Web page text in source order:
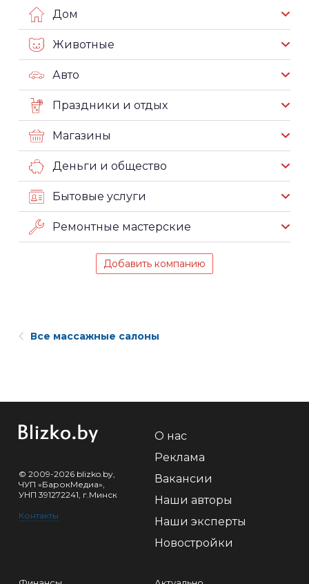
Дом
Животные
Авто
Праздники и отдых
Магазины
Деньги и общество
Бытовые услуги
Ремонтные мастерские
Добавить компанию
Все массажные салоны
© 2009-2026 blizko.by,
ЧУП «БарокМедиа»,
УНП 391272241, г.Минск
Контакты
О нас
Реклама
Вакансии
Наши авторы
Наши эксперты
Новостройки